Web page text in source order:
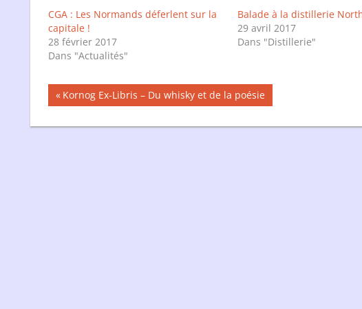
CGA : Les Normands déferlent sur la
capitale !
28 février 2017
Dans "Actualités"
Balade à la distillerie
29 avril 2017
Dans "Distillerie"
Navigation
de
Publication
Kornog Ex-Libris – Du whisky et de la poésie